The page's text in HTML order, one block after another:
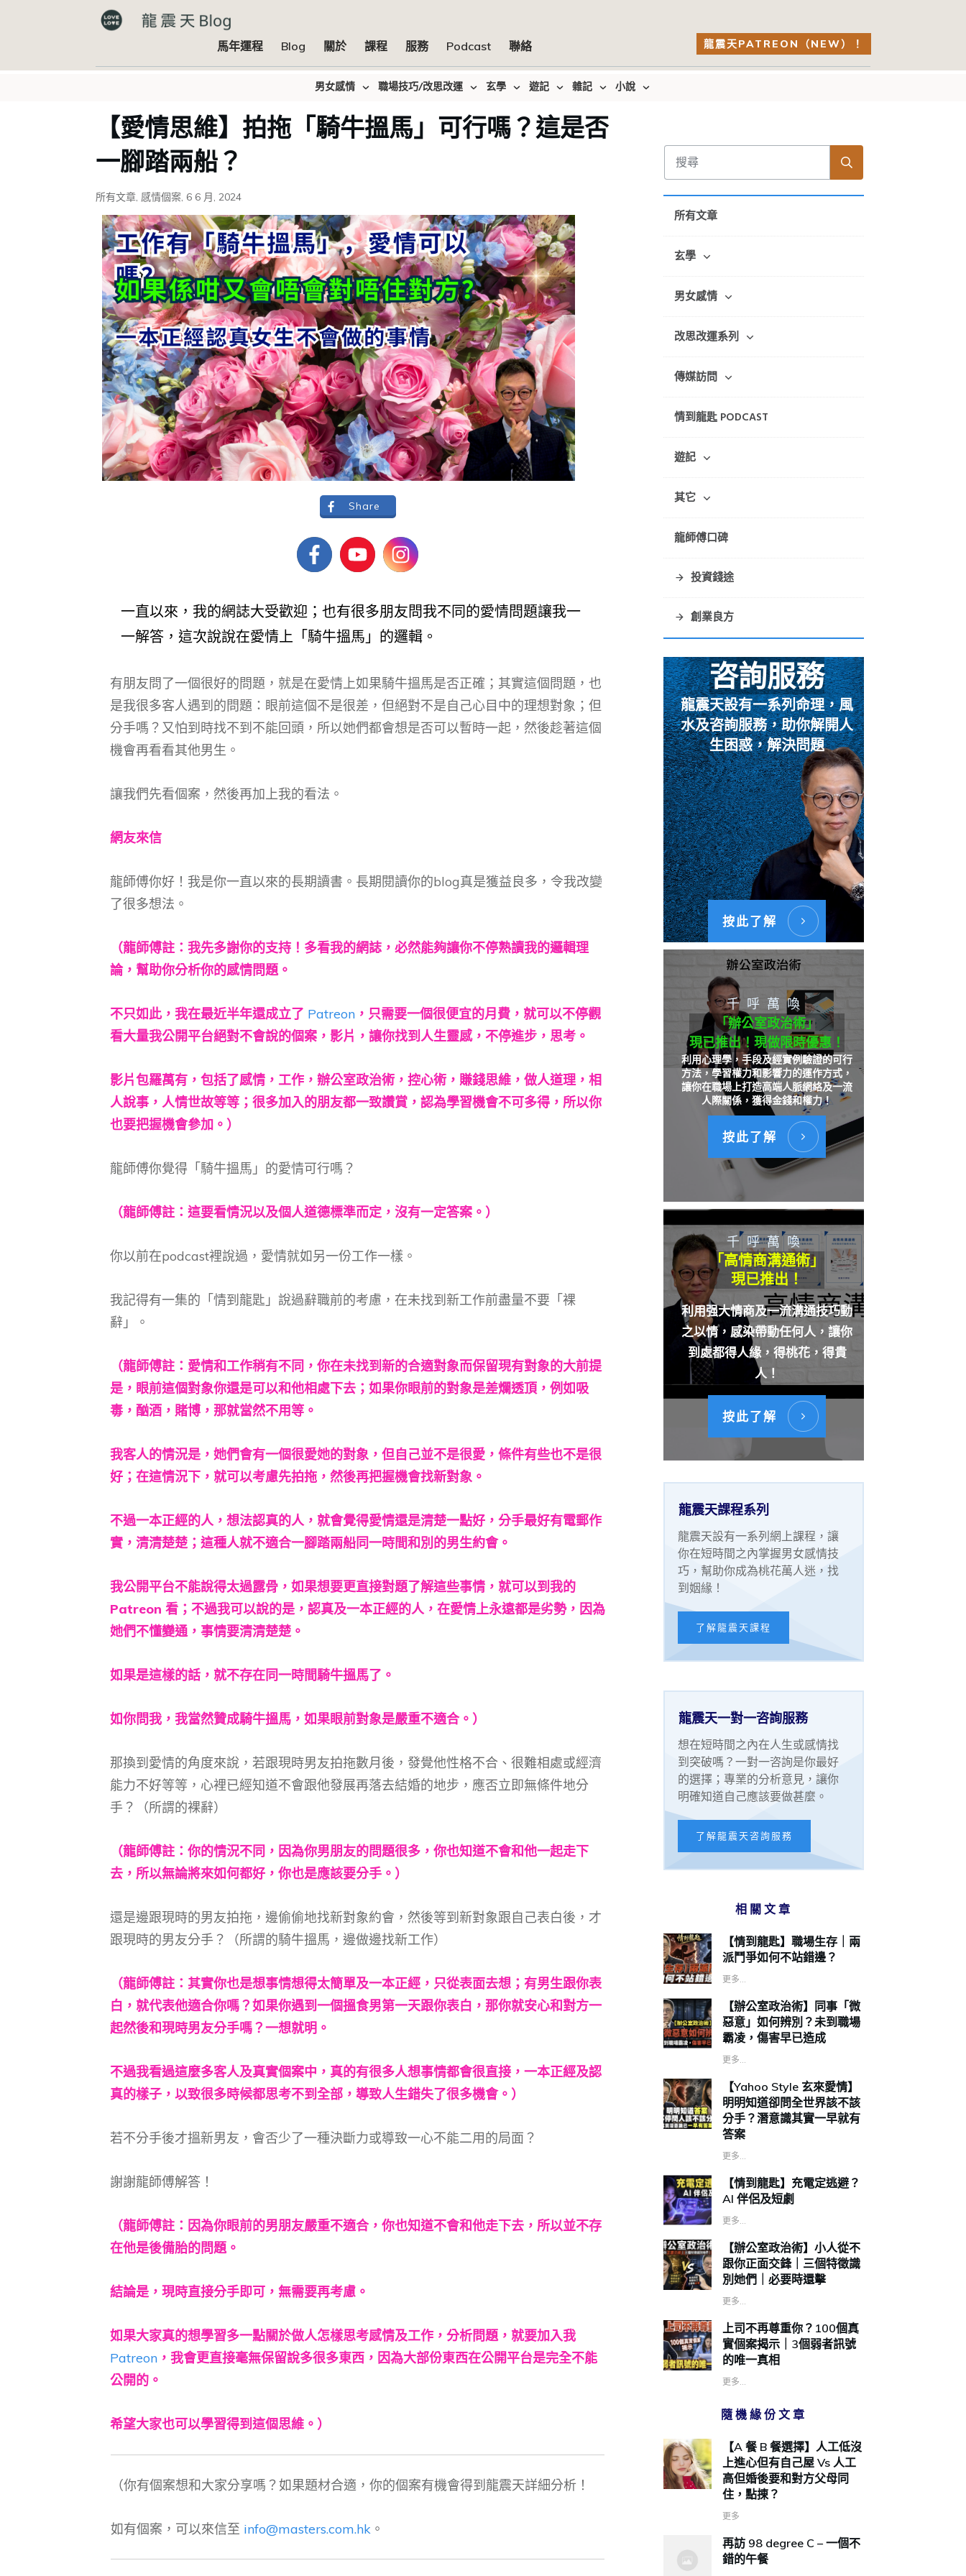
馬年運程 Blog 關於 課程 服務 Podcast 聯絡 龍震天PATREON（NEW）！
男女感情 職場技巧/改思改運 玄學 遊記 雜記 小說
【愛情思維】拍拖「騎牛搵馬」可行嗎？這是否
一腳踏兩船？
所有文章, 感情個案, 6 6 月, 2024
Share
一直以來，我的網誌大受歡迎；也有很多朋友問我不同的愛情問題讓我一
一解答，這次說說在愛情上「騎牛搵馬」的邏輯。
有朋友問了一個很好的問題，就是在愛情上如果騎牛搵馬是否正確；其實這個問題，也
是我很多客人遇到的問題：眼前這個不是很差，但絕對不是自己心目中的理想對象；但
分手嗎？又怕到時找不到不能回頭，所以她們都會想是否可以暫時一起，然後趁著這個
機會再看看其他男生。
讓我們先看個案，然後再加上我的看法。
網友來信
龍師傅你好！我是你一直以來的長期讀書。長期閱讀你的blog真是獲益良多，令我改變
了很多想法。
（龍師傅註：我先多謝你的支持！多看我的網誌，必然能夠讓你不停熟讀我的邏輯理
論，幫助你分析你的感情問題。
不只如此，我在最近半年還成立了 Patreon ，只需要一個很便宜的月費，就可以不停觀
看大量我公開平台絕對不會說的個案，影片，讓你找到人生靈感，不停進步，思考。
影片包羅萬有，包括了感情，工作，辦公室政治術，控心術，賺錢思維，做人道理，相
人說事，人情世故等等；很多加入的朋友都一致讚賞，認為學習機會不可多得，所以你
也要把握機會參加。）
龍師傅你覺得「騎牛搵馬」的愛情可行嗎？
（龍師傅註：這要看情況以及個人道德標準而定，沒有一定答案。）
你以前在podcast裡說過，愛情就如另一份工作一樣。
我記得有一集的「情到龍匙」說過辭職前的考慮，在未找到新工作前盡量不要「裸
辭」。
（龍師傅註：愛情和工作稍有不同，你在未找到新的合適對象而保留現有對象的大前提
是，眼前這個對象你還是可以和他相處下去；如果你眼前的對象是差爛透頂，例如吸
毒，酗酒，賭博，那就當然不用等。
我客人的情況是，她們會有一個很愛她的對象，但自己並不是很愛，條件有些也不是很
好；在這情況下，就可以考慮先拍拖，然後再把握機會找新對象。
不過一本正經的人，想法認真的人，就會覺得愛情還是清楚一點好，分手最好有電郵作
實，清清楚楚；這種人就不適合一腳踏兩船同一時間和別的男生約會。
我公開平台不能說得太過露骨，如果想要更直接對題了解這些事情，就可以到我的
Patreon 看；不過我可以說的是，認真及一本正經的人，在愛情上永遠都是劣勢，因為
她們不懂變通，事情要清清楚楚。
如果是這樣的話，就不存在同一時間騎牛搵馬了。
如你問我，我當然贊成騎牛搵馬，如果眼前對象是嚴重不適合。）
那換到愛情的角度來說，若跟現時男友拍拖數月後，發覺他性格不合、很難相處或經濟
能力不好等等，心裡已經知道不會跟他發展再落去結婚的地步，應否立即無條件地分
手？（所謂的裸辭）
（龍師傅註：你的情況不同，因為你男朋友的問題很多，你也知道不會和他一起走下
去，所以無論將來如何都好，你也是應該要分手。）
還是邊跟現時的男友拍拖，邊偷偷地找新對象約會，然後等到新對象跟自己表白後，才
跟現時的男友分手？（所謂的騎牛搵馬，邊做邊找新工作）
（龍師傅註：其實你也是想事情想得太簡單及一本正經，只從表面去想；有男生跟你表
白，就代表他適合你嗎？如果你遇到一個搵食男第一天跟你表白，那你就安心和對方一
起然後和現時男友分手嗎？一想就明。
不過我看過這麼多客人及真實個案中，真的有很多人想事情都會很直接，一本正經及認
真的樣子，以致很多時候都思考不到全部，導致人生錯失了很多機會。）
若不分手後才搵新男友，會否少了一種決斷力或導致一心不能二用的局面？
謝謝龍師傅解答！
（龍師傅註：因為你眼前的男朋友嚴重不適合，你也知道不會和他走下去，所以並不存
在他是後備胎的問題。
結論是，現時直接分手即可，無需要再考慮。
如果大家真的想學習多一點關於做人怎樣思考感情及工作，分析問題，就要加入我
Patreon ，我會更直接毫無保留說多很多東西，因為大部份東西在公開平台是完全不能
公開的。
希望大家也可以學習得到這個思維。）
（你有個案想和大家分享嗎？如果題材合適，你的個案有機會得到龍震天詳細分析！
如有個案，可以來信至 info@masters.com.hk 。
所有文章
玄學
男女感情
改思改運系列
傳媒訪問
情到龍匙 PODCAST
遊記
其它
龍師傅口碑
投資錢途
創業良方
咨詢服務
龍震天設有一系列命理，風
水及咨詢服務，助你解開人
生困惑，解決問題
按此了解
千呼萬喚
「辦公室政治術」
現已推出！現做限時優惠！
利用心理學，手段及經實例驗證的可行
方法，學習權力和影響力的運作方式，
讓你在職場上打造高端人脈網絡及一流
人際關係，獲得金錢和權力！
按此了解
千呼萬喚
「高情商溝通術」
現已推出！
利用强大情商及一流溝通技巧動
之以情，感染帶動任何人，讓你
到處都得人緣，得桃花，得貴
人！
按此了解
龍震天課程系列
龍震天設有一系列網上課程，讓
你在短時間之內掌握男女感情技
巧，幫助你成為桃花萬人迷，找
到姻緣！
了解龍震天課程
龍震天一對一咨詢服務
想在短時間之內在人生或感情找
到突破嗎？一對一咨詢是你最好
的選擇；專業的分析意見，讓你
明確知道自己應該要做甚麼。
了解龍震天咨詢服務
相關文章
【情到龍匙】職場生存｜兩
派鬥爭如何不站錯邊？
更多...
【辦公室政治術】同事「微
惡意」如何辨別？未到職場
霸凌，傷害早已造成
更多...
【Yahoo Style 玄來愛情】
明明知道卻問全世界該不該
分手？潛意識其實一早就有
答案
更多...
【情到龍匙】充電定逃避？
AI 伴侶及短劇
更多...
【辦公室政治術】小人從不
跟你正面交鋒｜三個特徵識
別她們｜必要時還擊
更多...
上司不再尊重你？100個真
實個案揭示｜3個弱者訊號
的唯一真相
更多...
隨機緣份文章
【A 餐 B 餐選擇】人工低沒
上進心但有自己屋 Vs 人工
高但婚後要和對方父母同
住，點㨂？
更多
再訪 98 degree C – 一個不
錯的午餐